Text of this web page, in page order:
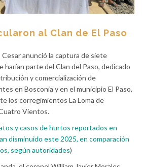
al Clan de El Paso
Cesar anunció la captura de siete
harían parte del Clan del Paso, dedicado
y comercialización de
en Bosconia y en el municipio El Paso,
los corregimientos La Loma de
Vientos.
y casos de hurtos reportados en
disminuido este 2025, en comparación
según autoridades)